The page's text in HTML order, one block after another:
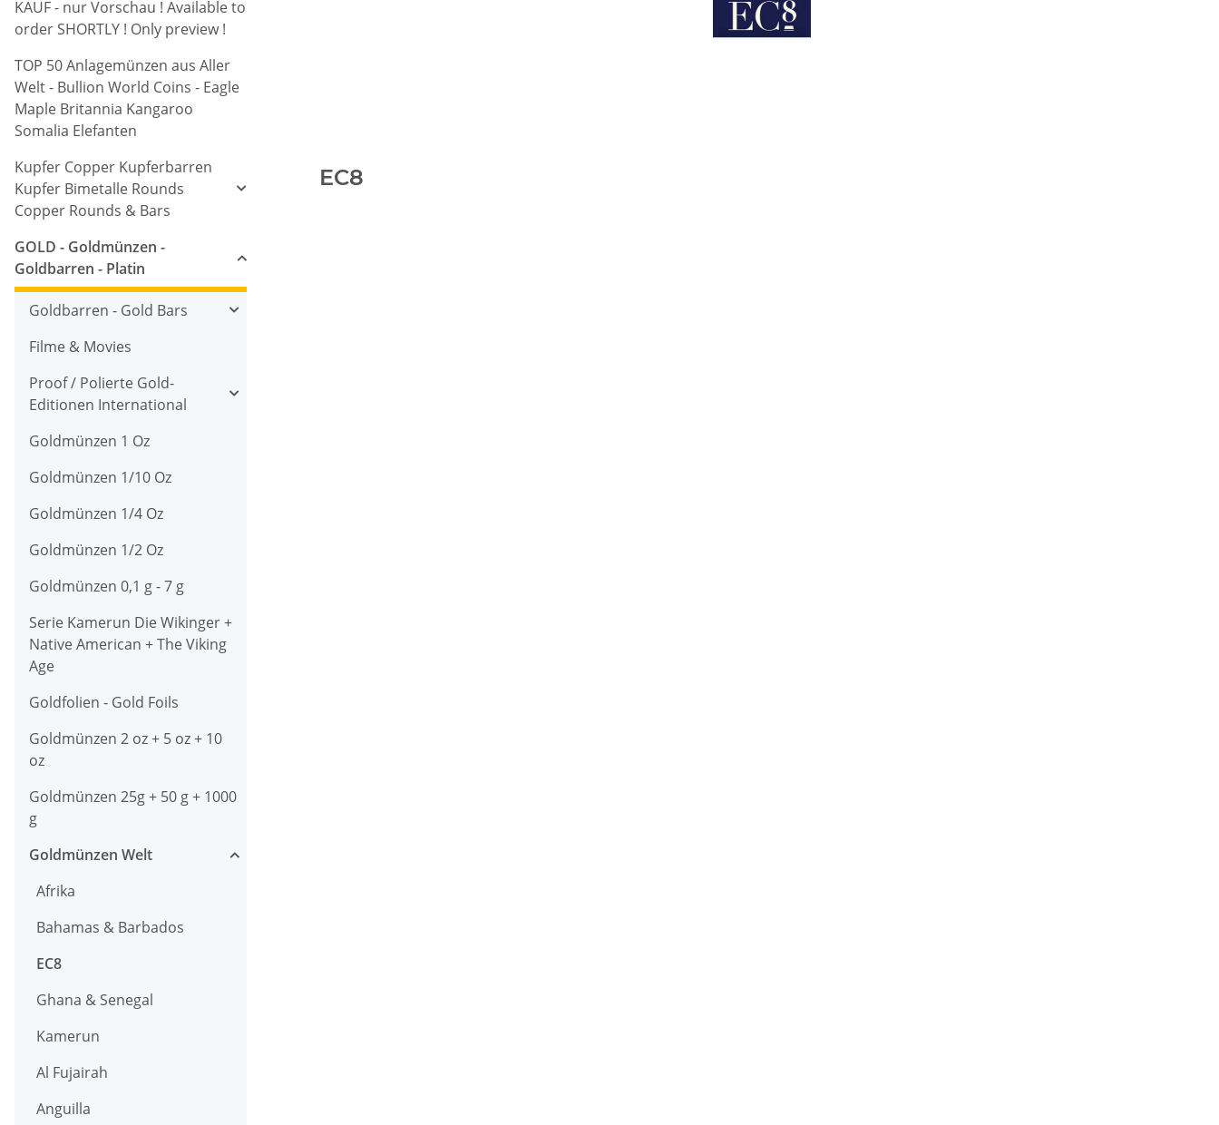
EC8
KAUF - nur Vorschau ! Available to
order SHORTLY ! Only preview !
TOP 50 Anlagemünzen aus Aller
Welt - Bullion World Coins - Eagle
Maple Britannia Kangaroo
Somalia Elefanten
Kupfer Copper Kupferbarren
Kupfer Bimetalle Rounds
Copper Rounds & Bars
GOLD - Goldmünzen -
Goldbarren - Platin
Goldbarren - Gold Bars
Filme & Movies
Proof / Polierte Gold-
Editionen International
Goldmünzen 1 Oz
Goldmünzen 1/10 Oz
Goldmünzen 1/4 Oz
Goldmünzen 1/2 Oz
Goldmünzen 0,1 g - 7 g
Serie Kamerun Die Wikinger +
Native American + The Viking
Age
Goldfolien - Gold Foils
Goldmünzen 2 oz + 5 oz + 10
oz
Goldmünzen 25g + 50 g + 1000
g
Goldmünzen Welt
Afrika
Bahamas & Barbados
EC8
Ghana & Senegal
Kamerun
Al Fujairah
Anguilla